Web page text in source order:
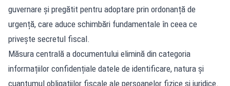
guvernare și pregătit pentru adoptare prin ordonanță de
urgență, care aduce schimbări fundamentale în ceea ce
privește secretul fiscal.
Măsura centrală a documentului elimină din categoria
informațiilor confidențiale datele de identificare, natura și
cuantumul obligațiilor fiscale ale persoanelor fizice și juridice.